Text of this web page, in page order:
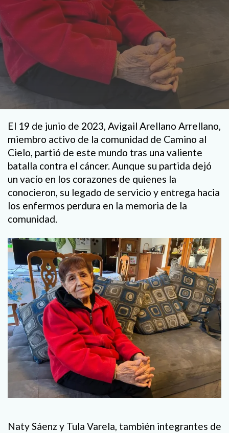
El 19 de junio de 2023, Avigail Arellano Arrellano,
miembro activo de la comunidad de Camino al
Cielo, partió de este mundo tras una valiente
batalla contra el cáncer. Aunque su partida dejó
un vacío en los corazones de quienes la
conocieron, su legado de servicio y entrega hacia
los enfermos perdura en la memoria de la
comunidad.
Naty Sáenz y Tula Varela, también integrantes de